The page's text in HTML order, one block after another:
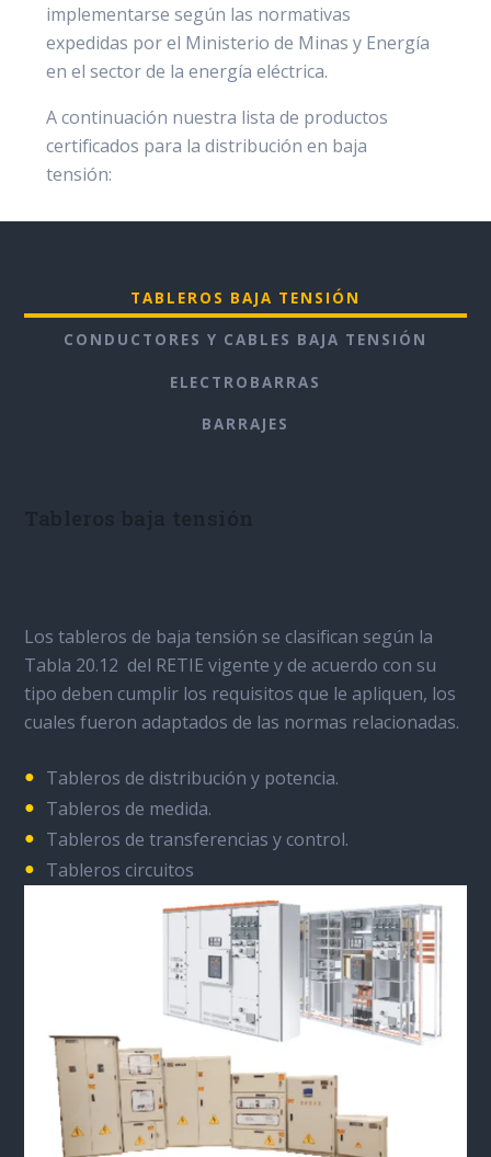
implementarse según las normativas
expedidas por el Ministerio de Minas y Energía
en el sector de la energía eléctrica.
A continuación nuestra lista de productos
certificados para la distribución en baja
tensión:
TABLEROS BAJA TENSIÓN
CONDUCTORES Y CABLES BAJA TENSIÓN
ELECTROBARRAS
BARRAJES
Los tableros de baja tensión se clasifican según la
Tabla 20.12 del RETIE vigente y de acuerdo con su
tipo deben cumplir los requisitos que le apliquen, los
cuales fueron adaptados de las normas relacionadas.
Tableros de distribución y potencia.
Tableros de medida.
Tableros de transferencias y control.
Tableros circuitos